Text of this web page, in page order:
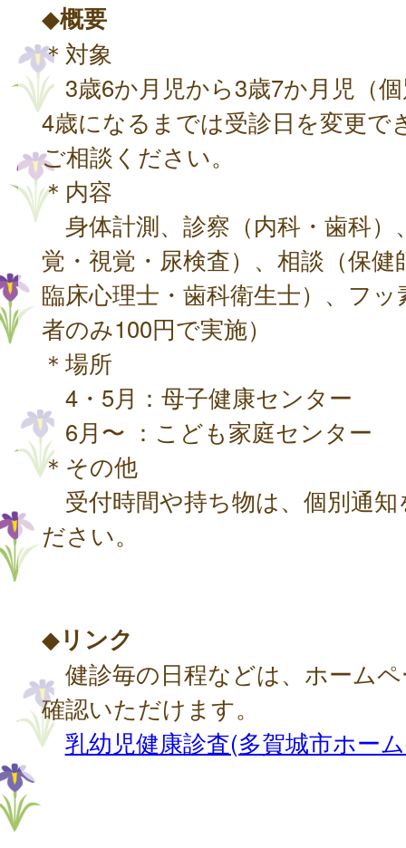
◆概要
＊対象
3歳6か月児から3歳7か月児（個
4歳になるまでは受診日を変更で
ご相談ください。
＊内容
身体計測、診察（内科・歯科）
覚・視覚・尿検査）、相談（保健
臨床心理士・歯科衛生士）、フッ
者のみ100円で実施）
＊場所
4・5月：母子健康センター
6月〜 ：こども家庭センター
＊その他
受付時間や持ち物は、個別通知
ださい。
◆リンク
健診毎の日程などは、ホームペ
確認いただけます。
乳幼児健康診査(多賀城市ホー